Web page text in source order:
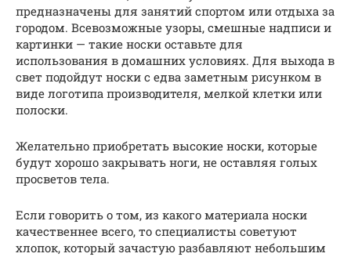
предназначены для занятий спортом или отдыха за
городом. Всевозможные узоры, смешные надписи и
картинки — такие носки оставьте для
использования в домашних условиях. Для выхода в
свет подойдут носки с едва заметным рисунком в
виде логотипа производителя, мелкой клетки или
полоски.
Желательно приобретать высокие носки, которые
будут хорошо закрывать ноги, не оставляя голых
просветов тела.
Если говорить о том, из какого материала носки
качественнее всего, то специалисты советуют
хлопок, который зачастую разбавляют небольшим